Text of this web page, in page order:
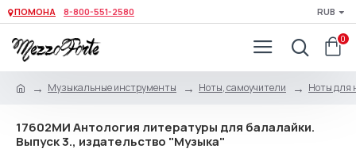
ПОМОНА 8-800-551-2580 RUB
0
Музыкальные инструменты Ноты, самоучители Ноты для
17602МИ Антология литературы для балалайки.
Выпуск 3., издательство "Музыка"